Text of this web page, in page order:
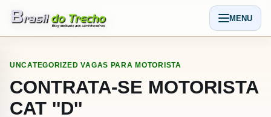
Abrir
MENU
UNCATEGORIZED VAGAS PARA MOTORISTA
CONTRATA-SE MOTORISTA
CAT ''D''